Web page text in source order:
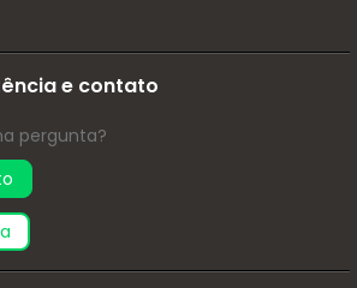
e contato
pergunta?